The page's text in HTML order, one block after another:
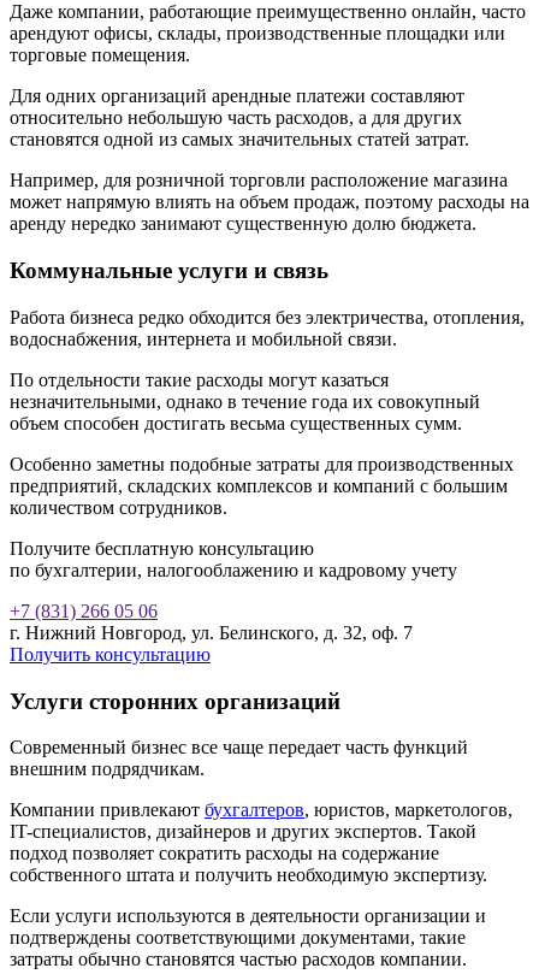
Даже компании, работающие преимущественно онлайн, часто
арендуют офисы, склады, производственные площадки или
торговые помещения.
Для одних организаций арендные платежи составляют
относительно небольшую часть расходов, а для других
становятся одной из самых значительных статей затрат.
Например, для розничной торговли расположение магазина
может напрямую влиять на объем продаж, поэтому расходы на
аренду нередко занимают существенную долю бюджета.
Коммунальные услуги и связь
Работа бизнеса редко обходится без электричества, отопления,
водоснабжения, интернета и мобильной связи.
По отдельности такие расходы могут казаться
незначительными, однако в течение года их совокупный
объем способен достигать весьма существенных сумм.
Особенно заметны подобные затраты для производственных
предприятий, складских комплексов и компаний с большим
количеством сотрудников.
Получите бесплатную консультацию
по бухгалтерии, налогооблажению и кадровому учету
+7 (831) 266 05 06
г. Нижний Новгород, ул. Белинского, д. 32, оф. 7
Получить консультацию
Услуги сторонних организаций
Современный бизнес все чаще передает часть функций
внешним подрядчикам.
Компании привлекают бухгалтеров, юристов, маркетологов,
IT-специалистов, дизайнеров и других экспертов. Такой
подход позволяет сократить расходы на содержание
собственного штата и получить необходимую экспертизу.
Если услуги используются в деятельности организации и
подтверждены соответствующими документами, такие
затраты обычно становятся частью расходов компании.